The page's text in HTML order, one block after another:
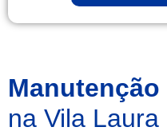
Manutenção
na Vila Laura